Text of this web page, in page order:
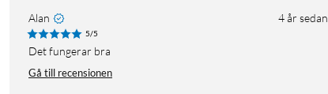
Alan 4 år sedan
5/5
Det fungerar bra
Gå till recensionen